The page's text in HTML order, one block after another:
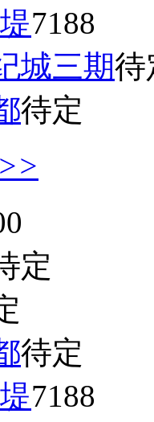
7188
城三期待
待定
定
待定
7188